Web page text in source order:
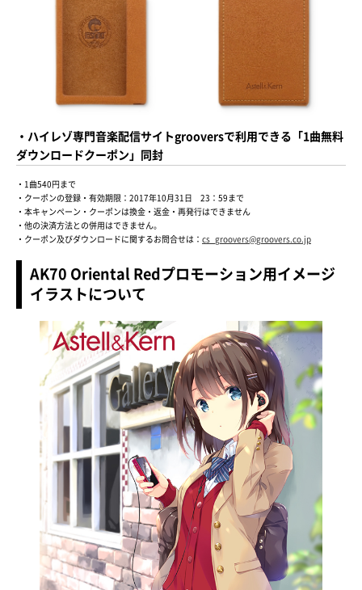
・ハイレゾ専門音楽配信サイトgrooversで利用できる「1曲無料
ダウンロードクーポン」同封
・1曲540円まで
・クーポンの登録・有効期限：2017年10月31日 23：59まで
・本キャンペーン・クーポンは換金・返金・再発行はできません
・他の決済方法との併用はできません。
・クーポン及びダウンロードに関するお問合せは： cs_groovers@groovers.co.jp
AK70 Oriental Redプロモーション用イメージ
イラストについて